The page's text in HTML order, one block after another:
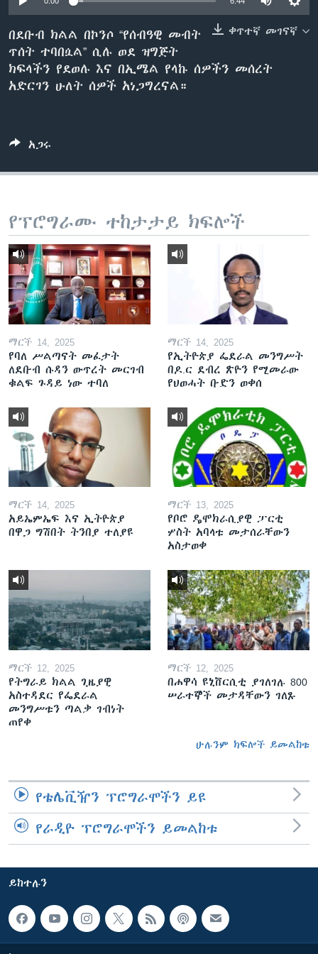
ቋንቋዎች
ቀጥተኛ መገናኛ
በደቡብ ክልል በኮንሶ “የሰብዓዊ መብት
ጥሰት ተባበሷል” ሲሉ ወደ ዝግጅት
ክፍላችን የደወሉ እና በኢሜል የላኩ ሰዎችን መሰረት
አድርገን ሁለት ሰዎች አነጋግረናል።
አጋሩ
የፕሮግራሙ ተከታታይ ክፍሎች
ማርች 14, 2025
የባለ ሥልጣናት መፈታት
ለደቡብ ሱዳን ውጥረት መርገብ
ቁልፍ ጉዳይ ነው ተባለ
ማርች 14, 2025
የኢትዮጵያ ፌደራል መንግሥት
በዶ.ር ደብረ ጽዮን የሚመራው
የህወሓት ቡድን ወቀሰ
ማርች 14, 2025
አይኤምኤፍ እና ኢትዮጵያ
በዋጋ ግሽበት ትንበያ ተለያዩ
ማርች 13, 2025
የቦሮ ዴሞክራሲያዊ ፓርቲ
ሦስት አባላቱ መታሰራቸውን
አስታወቀ
ማርች 12, 2025
የትግራይ ክልል ጊዜያዊ
አስተዳደር የፌደራል
መንግሥቱን ጣልቃ ገብነት
ጠየቀ
ማርች 12, 2025
በሐዋሳ ዩኒቨርሲቲ ያገለገሉ 800
ሠራተኞች መታዳቸውን ገለጹ
ሁሉንም ክፍሎች ይመልከቱ
የቴሌቪዥን ፕሮግራሞችን ይዩ
የራዲዮ ፕሮግራሞችን ይመልከቱ
ይከተሉን